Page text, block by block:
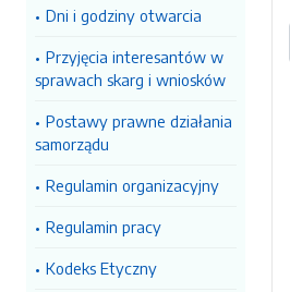
Dni i godziny otwarcia
Przyjęcia interesantów w
sprawach skarg i wniosków
Postawy prawne działania
samorządu
Regulamin organizacyjny
Regulamin pracy
Kodeks Etyczny